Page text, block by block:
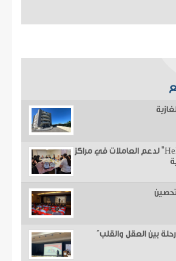
جلسات "Help Helpers" لدعم العاملات في مراكز
بين العقل والقلب”